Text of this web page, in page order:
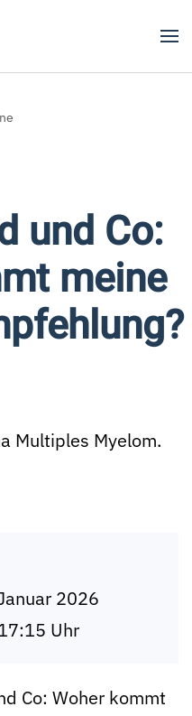
und Co:
meine
Multiples Myelom.
2026
Uhr
Co: Woher kommt